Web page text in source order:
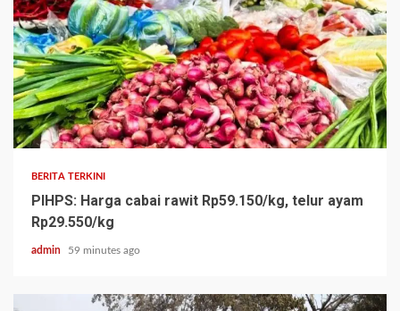
BERITA TERKINI
PIHPS: Harga cabai rawit Rp59.150/kg, telur ayam
Rp29.550/kg
admin 59 minutes ago